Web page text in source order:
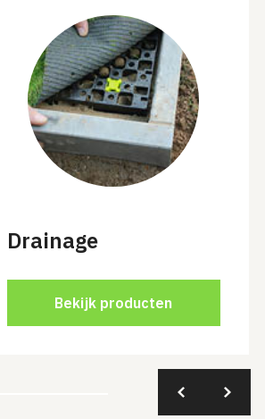
Drainage
Bekijk producten